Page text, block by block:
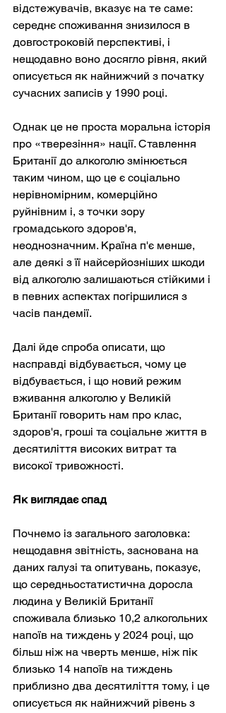
відстежувачів, вказує на те саме:
середнє споживання знизилося в
довгостроковій перспективі, і
нещодавно воно досягло рівня, який
описується як найнижчий з початку
сучасних записів у 1990 році.
Однак це не проста моральна історія
про «тверезіння» нації. Ставлення
Британії до алкоголю змінюється
таким чином, що це є соціально
нерівномірним, комерційно
руйнівним і, з точки зору
громадського здоров'я,
неоднозначним. Країна п'є менше,
але деякі з її найсерйозніших шкоди
від алкоголю залишаються стійкими і
в певних аспектах погіршилися з
часів пандемії.
Далі йде спроба описати, що
насправді відбувається, чому це
відбувається, і що новий режим
вживання алкоголю у Великій
Британії говорить нам про клас,
здоров'я, гроші та соціальне життя в
десятиліття високих витрат та
високої тривожності.
Як виглядає спад
Почнемо із загального заголовка:
нещодавня звітність, заснована на
даних галузі та опитувань, показує,
що середньостатистична доросла
людина у Великій Британії
споживала близько 10,2 алкогольних
напоїв на тиждень у 2024 році, що
більш ніж на чверть менше, ніж пік
близько 14 напоїв на тиждень
приблизно два десятиліття тому, і це
описується як найнижчий рівень з